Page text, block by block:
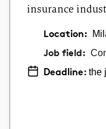
insurance
Location:
Job field:
Deadline:the